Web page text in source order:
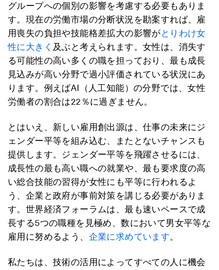
グループへの個別の影響を考慮する必要もありま
す。現在の労働市場の分断状況を勘案すれば、雇
用喪失の負担や技能格差拡大の影響がとりわけ女
性に大きく 及ぶと考えられます。女性は、消失す
る可能性の高い多くの職を担っており、最も成長
見込みが高い分野で過小評価されている状況にあ
ります。例えばAI（人工知能）の分野では、女性
労働者の割合は22％に過ぎません。
とはいえ、新しい雇用創出源は、仕事の未来にジ
ェンダー平等を組み込む、またとないチャンスも
提供します。ジェンダー平等を飛躍させるには、
成長性の最も高い職への就業や、最も要求度の高
い総合技能の習得が女性にも平等に行われるよ
う、企業と政府が事前対策を講じる必要がありま
す。世界経済フォーラムは、最も速いペースで成
長する5つの職種を見極め、数において男女平等な
雇用に努めるよう、 企業に求めています。
私たちは、技術の活用によってすべての人に機会